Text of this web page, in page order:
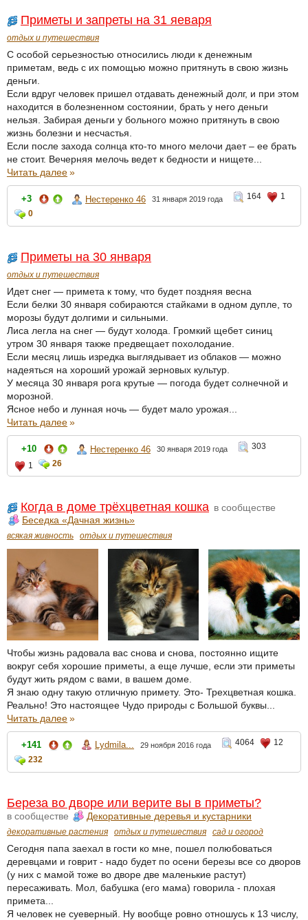
Приметы и запреты на 31 яеваря
отдых и путешествия
С особой серьезностью относились люди к денежным
приметам, ведь с их помощью можно притянуть в свою жизнь
деньги.
Если вдруг человек пришел отдавать денежный долг, и при этом
находится в болезненном состоянии, брать у него деньги
нельзя. Забирая деньги у больного можно притянуть в свою
жизнь болезни и несчастья.
Если после захода солнца кто-то много мелочи дает – ее брать
не стоит. Вечерняя мелочь ведет к бедности и нищете...
Читать далее»
+3 Нестеренко 46 31 января 2019 года 164
1
0
Приметы на 30 января
отдых и путешествия
Идет снег — примета к тому, что будет поздняя весна
Если белки 30 января собираются стайками в одном дупле, то
морозы будут долгими и сильными.
Лиса легла на снег — будут холода. Громкий щебет синиц
утром 30 января также предвещает похолодание.
Если месяц лишь изредка выглядывает из облаков — можно
надеяться на хороший урожай зерновых культур.
У месяца 30 января рога крутые — погода будет солнечной и
морозной.
Ясное небо и лунная ночь — будет мало урожая...
Читать далее»
+10 Нестеренко 46 30 января 2019 года
303
1
26
Когда в доме трёхцветная кошка в сообществе
Беседка «Дачная жизнь»
всякая живность отдых и путешествия
Чтобы жизнь радовала вас снова и снова, постоянно ищите
вокруг себя хорошие приметы, а еще лучше, если эти приметы
будут жить рядом с вами, в вашем доме.
Я знаю одну такую отличную примету. Это- Трехцветная кошка.
Реально! Это настоящее Чудо природы с Большой буквы...
Читать далее»
+141 Lydmila... 29 ноября 2016 года 4064
12
232
Береза во дворе или верите вы в приметы?
в сообществе Декоративные деревья и кустарники
декоративные растения отдых и путешествия сад и огород
Сегодня папа заехал в гости ко мне, пошел полюбоваться
деревцами и говрит - надо будет по осени березы все со дворов
(у них с мамой тоже во дворе две маленькие растут)
пересаживать. Мол, бабушка (его мама) говорила - плохая
примета...
Я человек не суеверный. Ну вообще ровно отношусь к 13 числу,